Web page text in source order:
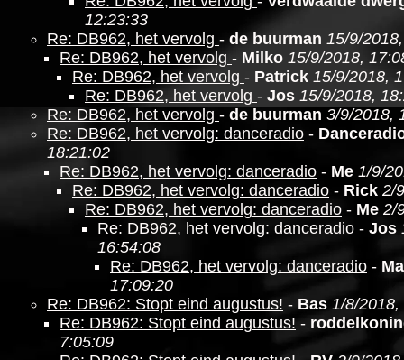
12:23:33
Re: DB962, het vervolg - de buurman 15/9/
Re: DB962, het vervolg - Milko 15/9/2018,
Re: DB962, het vervolg - Patrick 15/9/2018,
Re: DB962, het vervolg - Jos 15/9/2018,
Re: DB962, het vervolg - de buurman 3/9/2018,
Re: DB962, het vervolg: danceradio -
18:21:02
Re: DB962, het vervolg: danceradio - Me 1/9/
Re: DB962, het vervolg: danceradio - Rick 2/
Re: DB962, het vervolg: danceradio - Me 2/
Re: DB962, het vervolg: danceradio - Jos
16:54:08
Re: DB962, het vervolg: danceradio -
17:09:20
Re: DB962: Stopt eind augustus! - Bas 1/8/2018,
Re: DB962: Stopt eind augustus! -
7:05:09